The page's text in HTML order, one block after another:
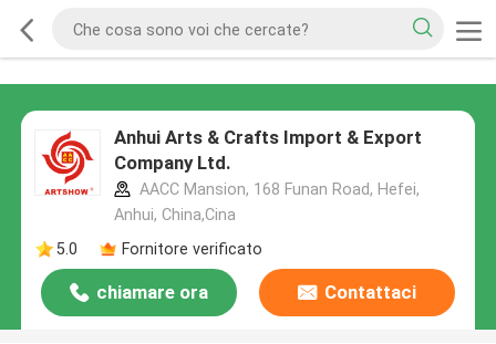
Anhui Arts & Crafts Import & Export
Company Ltd.
AACC Mansion, 168 Funan Road, Hefei,
Anhui, China,Cina
5.0
Fornitore verificato
chiamare ora Contattaci